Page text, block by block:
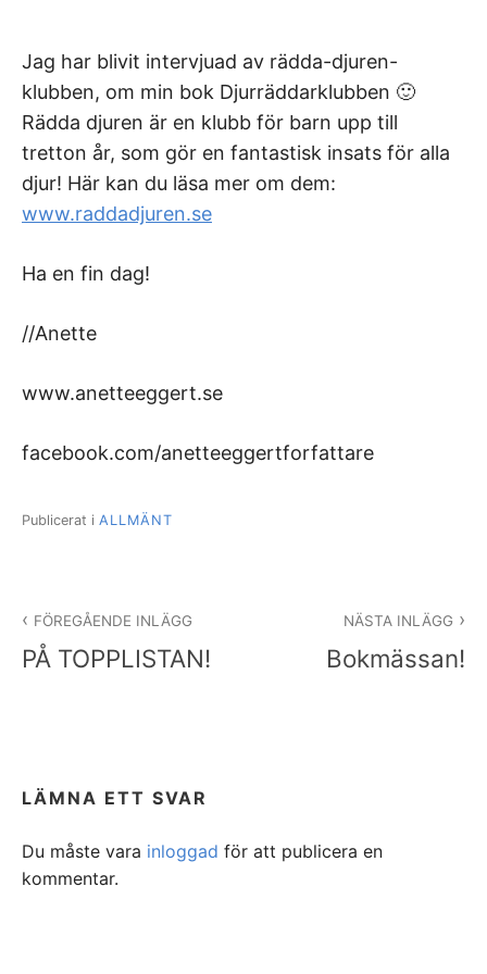
Jag har blivit intervjuad av rädda-djuren-
klubben, om min bok Djurräddarklubben 🙂
Rädda djuren är en klubb för barn upp till
tretton år, som gör en fantastisk insats för alla
djur! Här kan du läsa mer om dem:
www.raddadjuren.se
Ha en fin dag!
//Anette
www.anetteeggert.se
facebook.com/anetteeggertforfattare
Publicerat i ALLMÄNT
FÖREGÅENDE INLÄGG
PÅ TOPPLISTAN!
NÄSTA INLÄGG
Bokmässan!
LÄMNA ETT SVAR
Du måste vara inloggad för att publicera en
kommentar.